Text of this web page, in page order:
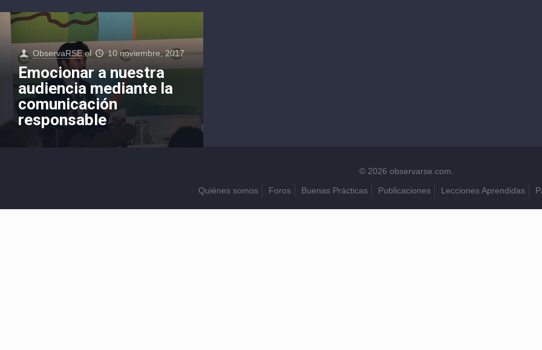
ObservaRSE el 10 noviembre, 2017
Emocionar a nuestra
audiencia mediante la
comunicación
responsable
© 2026 observarse.com.
Quiénes somos
Foros Buenas Prácticas Publicaciones Lecciones Aprendidas